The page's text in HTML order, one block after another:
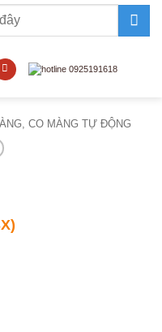
CO MÀNG TỰ ĐỘNG